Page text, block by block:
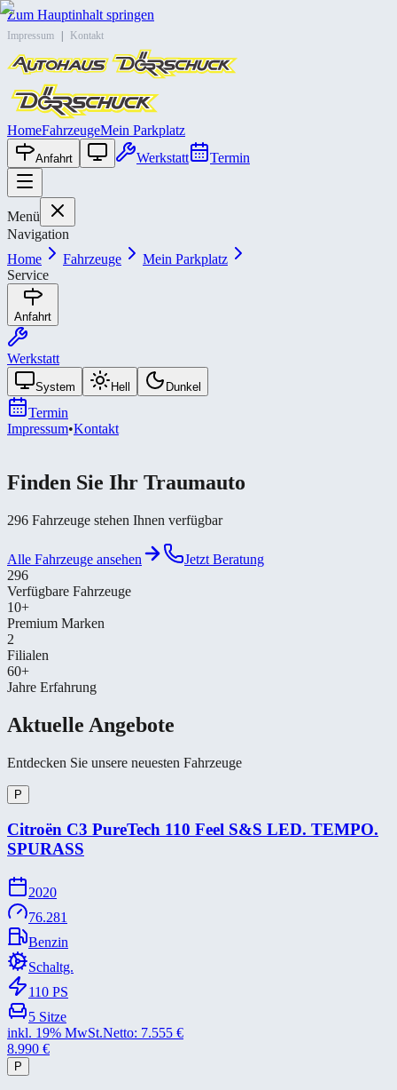
Zum Hauptinhalt springen
Impressum Kontakt
HomeFahrzeugeMein Parkplatz
Anfahrt Werkstatt Termin
Menü
Navigation
Home
Fahrzeuge
Mein Parkplatz
Service
Anfahrt
Werkstatt
System Hell Dunkel
Termin
Impressum•Kontakt
Finden Sie Ihr Traumauto
296 Fahrzeuge stehen Ihnen verfügbar
Alle Fahrzeuge ansehen
Jetzt Beratung
296
Verfügbare Fahrzeuge
10+
Premium Marken
2
Filialen
60+
Jahre Erfahrung
Aktuelle Angebote
Entdecken Sie unsere neuesten Fahrzeuge
P
Citroën C3 PureTech 110 Feel S&​S LED. TEMPO.
SPURASS
2020
76.281
Benzin
Schaltg.
110 PS
5 Sitze
inkl. 19% MwSt.Netto: 7.555 €
8.990 €
P